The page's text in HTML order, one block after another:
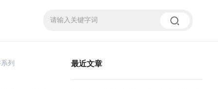
列 最近文章